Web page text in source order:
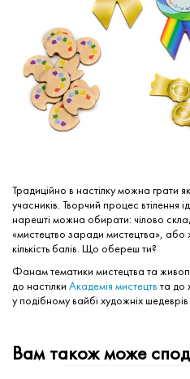
Традиційно в настілку можна грати
учасників. Творчий процес втілення
нарешті можна обирати: чілово
«мистецтво заради мистецтва»,
кількість балів. Що обереш ти?
Фанам тематики мистецтва та
до настілки Академія мистецтв та до
у подібному вайбі художніх шедеврів
Вам також може